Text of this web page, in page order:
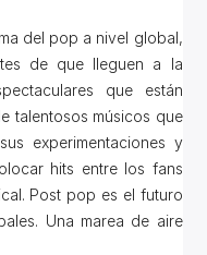
del pop a nivel global,
de que lleguen a la
que están
talentosos músicos que
experimentaciones y
hits entre los fans
Post pop es el futuro
Una marea de aire